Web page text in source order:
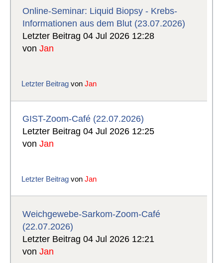
Online-Seminar: Liquid Biopsy - Krebs-
Informationen aus dem Blut (23.07.2026)
Letzter Beitrag 04 Jul 2026 12:28
vonJan
Letzter Beitrag vonJan
GIST-Zoom-Café (22.07.2026)
Letzter Beitrag 04 Jul 2026 12:25
vonJan
Letzter Beitrag vonJan
Weichgewebe-Sarkom-Zoom-Café
(22.07.2026)
Letzter Beitrag 04 Jul 2026 12:21
vonJan